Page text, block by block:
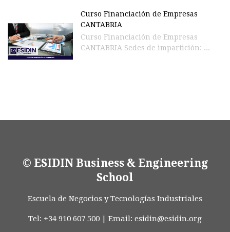
Curso Financiación de Empresas
CANTABRIA
Curso Financiación de Empresas
CANTABRIA Sedes de impartición: ...
© ESIDIN Business & Engineering
School
Escuela de Negocios y Tecnologías Industriales
Tel: +34 910 607 500 | Email: esidin@esidin.org